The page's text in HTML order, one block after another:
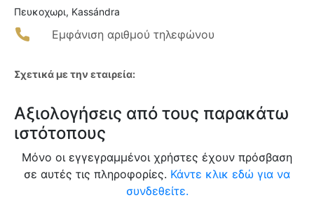
Πευκοχωρι, Kassándra
Εμφάνιση αριθμού τηλεφώνου
Σχετικά με την εταιρεία:
Αξιολογήσεις από τους παρακάτω
ιστότοπους
Μόνο οι εγγεγραμμένοι χρήστες έχουν πρόσβαση
σε αυτές τις πληροφορίες. Κάντε κλικ εδώ για να
συνδεθείτε.